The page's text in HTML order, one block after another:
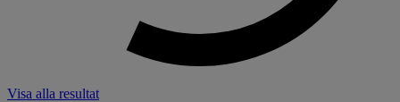
Visa alla resultat